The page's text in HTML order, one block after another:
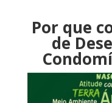
Por que
de